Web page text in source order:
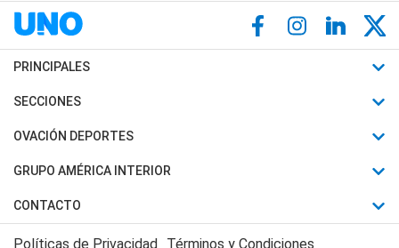
PRINCIPALES
Últimas Noticias
Política
Judiciales
Economia
SECCIONES
Horóscopo
Motores
Trucos caseros
OVACIÓN DEPORTES
Fútbol
Mundial
Automovilismo
GRUPO AMÉRICA INTERIOR
Canal 7 en Vivo
CONTACTO
Acerca de Nosotros
Políticas de Privacidad Términos y Condiciones